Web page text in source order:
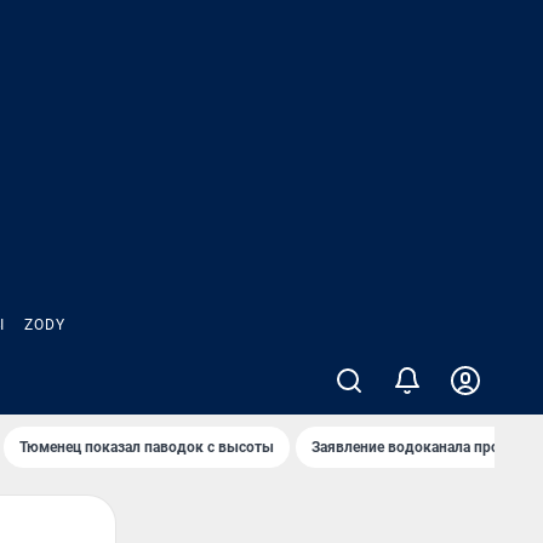
ZODY
Тюменец показал паводок с высоты Заявление водоканала про